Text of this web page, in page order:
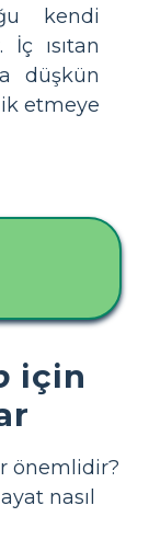
kendi
İç ısıtan
düşkün
etmeye
için
önemlidir?
nasıl